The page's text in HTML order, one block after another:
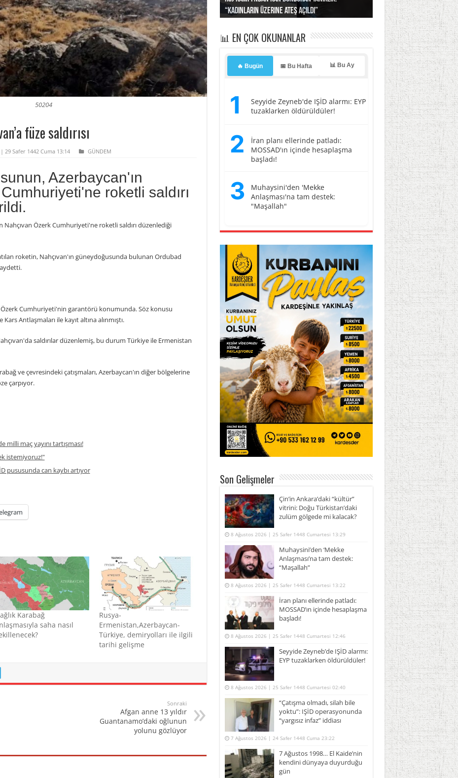
50204
füze saldırısı
29 Safer 1442 Cuma 13:14 GÜNDEM
Azerbaycan'ın
roketli saldırı
Özerk Cumhuriyeti'ne roketli saldırı düzenlediği
roketin, Nahçıvan'ın güneydoğusunda bulunan Ordubad
Özerk Cumhuriyeti'nin garantörü konumunda. Söz konusu
Antlaşmaları ile kayıt altına alınmıştı.
saldırılar düzenlemiş, bu durum Türkiye ile Ermenistan
ve çevresindeki çatışmaları, Azerbaycan'ın diğer bölgelerine
çarpıyor.
milli maç yayını tartışması!
istemiyoruz!"
pususunda can kaybı artıyor
Karabağ
saha nasıl
Rusya-
Ermenistan,Azerbaycan-
Türkiye, demiryolları ile ilgili
tarihi gelişme
Sonraki
Afgan anne 13 yıldır
Guantanamo’daki oğlunun
yolunu gözlüyor
“Kadınların üzerine ateş açıldı”
Irak’a misilleme tehdidi!
yaptı… İsrail’in “timsah” planına fren!
kayıtlar başladı
basıldı, kabus yaşatıldı!
📊 EN ÇOK OKUNANLAR
🔥 Bugün 📅 Bu Hafta 📊 Bu Ay
1
Seyyide Zeyneb'de IŞİD alarmı: EYP
tuzaklarken öldürüldüler!
2
İran planı ellerinde patladı:
MOSSAD'ın içinde hesaplaşma
başladı!
3
Muhaysini'den 'Mekke
Anlaşması'na tam destek:
"Maşallah"
Son Gelişmeler
Çin’in Ankara’daki “kültür”
vitrini: Doğu Türkistan’daki
zulüm gölgede mi kalacak?
8 Ağustos 2026 | 25 Safer 1448 Cumartesi 13:29
Muhaysini’den ‘Mekke
Anlaşması’na tam destek:
“Maşallah”
8 Ağustos 2026 | 25 Safer 1448 Cumartesi 13:22
İran planı ellerinde patladı:
MOSSAD’ın içinde hesaplaşma
başladı!
8 Ağustos 2026 | 25 Safer 1448 Cumartesi 12:46
Seyyide Zeyneb’de IŞİD alarmı:
EYP tuzaklarken öldürüldüler!
8 Ağustos 2026 | 25 Safer 1448 Cumartesi 02:40
“Çatışma olmadı, silah bile
yoktu”: IŞİD operasyonunda
“yargısız infaz” iddiası
7 Ağustos 2026 | 24 Safer 1448 Cuma 23:22
7 Ağustos 1998… El Kaide’nin
kendini dünyaya duyurduğu
gün